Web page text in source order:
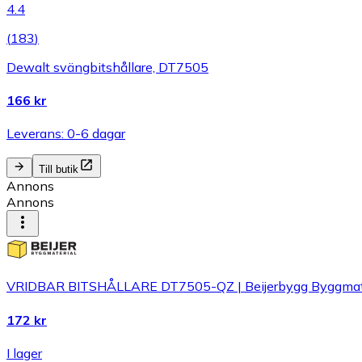
4.4
(183)
Dewalt svängbitshållare, DT7505
166 kr
Leverans: 0-6 dagar
Till butik
Annons
Annons
VRIDBAR BITSHÅLLARE DT7505-QZ | Beijerbygg
172 kr
I lager